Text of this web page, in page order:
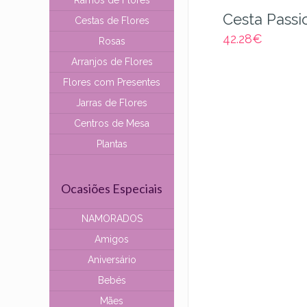
Cesta
42.28€
Cestas de Flores
Rosas
Arranjos de Flores
Flores com Presentes
Jarras de Flores
Centros de Mesa
Plantas
Ocasiões Especiais
NAMORADOS
Amigos
Aniversário
Bebés
Mães